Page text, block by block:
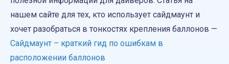
Поездки
нашем сайте для тех, кто использует сайдмаунт и
хочет разобраться в тонкостях крепления баллонов —
Сайдмаунт – краткий гид по ошибкам в
расположении баллонов